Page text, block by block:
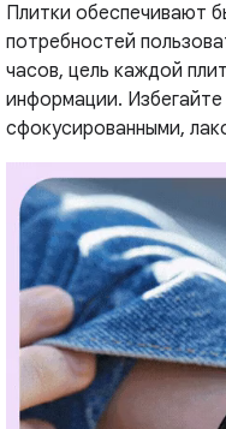
Плитки обеспечивают
потребностей
часов, цель каждой
информации.
сфокусированными,